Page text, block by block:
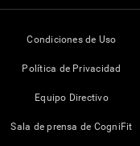
Condiciones de Uso
Política de Privacidad
Equipo Directivo
Sala de prensa de CogniFit